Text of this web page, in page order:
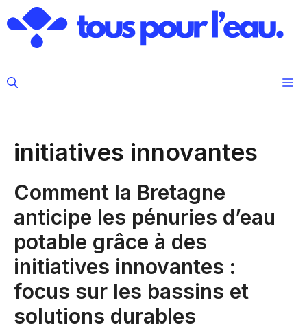
au
contenu
initiatives innovantes
Comment la Bretagne
anticipe les pénuries d’eau
potable grâce à des
initiatives innovantes :
focus sur les bassins et
solutions durables